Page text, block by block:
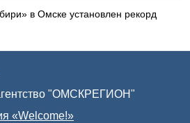
в Омске установлен рекорд
"ОМСКРЕГИОН"
«Welcome!»